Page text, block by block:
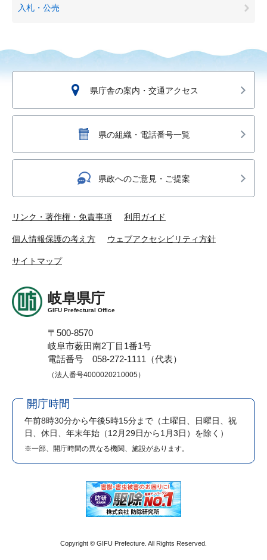
入札・公売
県庁舎の案内・交通アクセス
県の組織・電話番号一覧
県政へのご意見・ご提案
リンク・著作権・免責事項 利用ガイド
個人情報保護の考え方 ウェブアクセシビリティ方針
サイトマップ
岐阜県庁
GIFU Prefectural Office
〒500-8570
岐阜市薮田南2丁目1番1号
電話番号 058-272-1111（代表）
（法人番号4000020210005）
開庁時間
午前8時30分から午後5時15分まで （土曜日、日曜日、祝
日、休日、年末年始（12月29日から1月3日）を除く）
※一部、開庁時間の異なる機関、施設があります。
Copyright © GIFU Prefecture. All Rights Reserved.